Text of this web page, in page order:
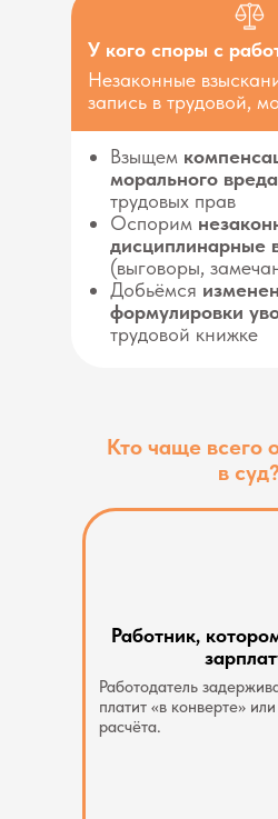
Незаконные
запись в трудовой,
У кого споры с
Взыщем
морального вреда
трудовых прав
Оспорим
дисциплинарные
(выговоры,
Добьёмся
формулировки
трудовой книжке
Работодатель
платит «в конверте»
расчёта.
Работник,
Кто чаще всего
в суд?